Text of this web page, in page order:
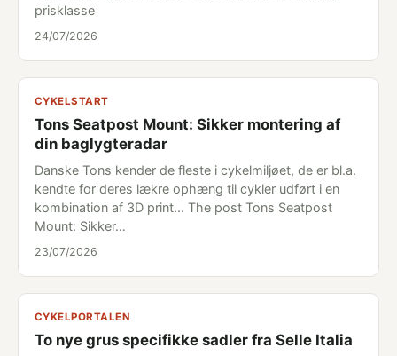
prisklasse
24/07/2026
CYKELSTART
Tons Seatpost Mount: Sikker montering af
din baglygteradar
Danske Tons kender de fleste i cykelmiljøet, de er bl.a.
kendte for deres lækre ophæng til cykler udført i en
kombination af 3D print... The post Tons Seatpost
Mount: Sikker…
23/07/2026
CYKELPORTALEN
To nye grus specifikke sadler fra Selle Italia